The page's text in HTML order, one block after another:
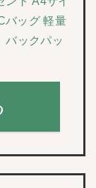
バッグ 軽量
バックパッ